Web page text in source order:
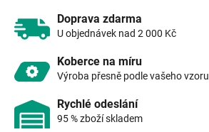
k
ý
Doprava zdarma
U objednávek nad 2 000 Kč
Koberce na míru
Výroba přesně podle vašeho vzoru
Rychlé odeslání
95 % zboží skladem